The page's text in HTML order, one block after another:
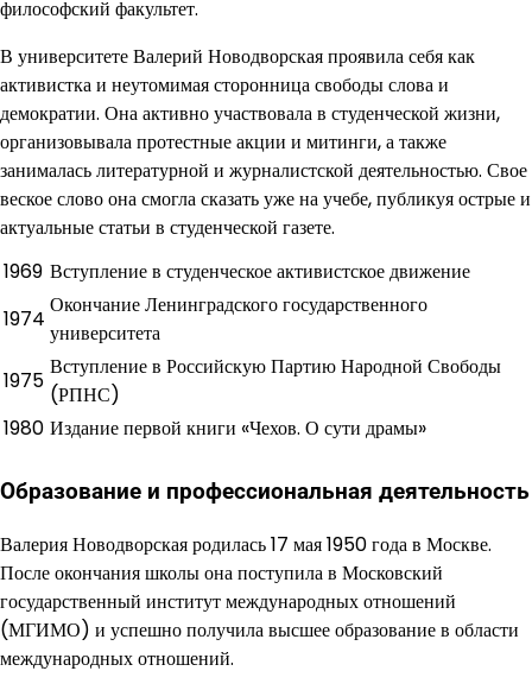
философский факультет.
В университете Валерий Новодворская проявила себя как
активистка и неутомимая сторонница свободы слова и
демократии. Она активно участвовала в студенческой жизни,
организовывала протестные акции и митинги, а также
занималась литературной и журналистской деятельностью. Свое
веское слово она смогла сказать уже на учебе, публикуя острые и
актуальные статьи в студенческой газете.
1969 Вступление в студенческое активистское движение
1974
Окончание Ленинградского государственного
университета
1975
Вступление в Российскую Партию Народной Свободы
(РПНС)
1980 Издание первой книги «Чехов. О сути драмы»
Образование и профессиональная деятельность
Валерия Новодворская родилась 17 мая 1950 года в Москве.
После окончания школы она поступила в Московский
государственный институт международных отношений
(МГИМО) и успешно получила высшее образование в области
международных отношений.